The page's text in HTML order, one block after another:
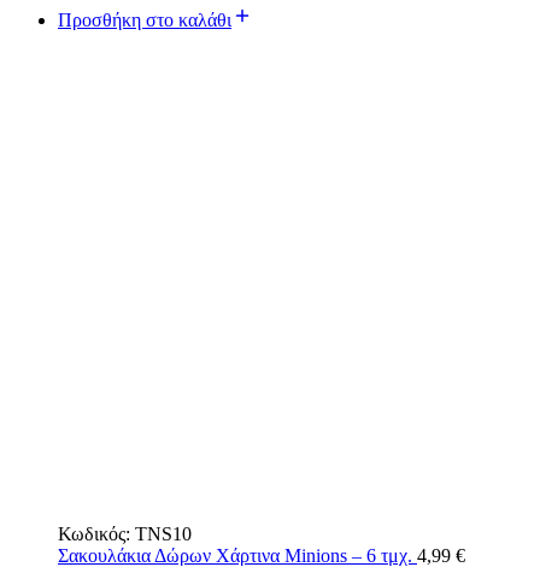
Προσθήκη στο καλάθι
Κωδικός: TNS10
Σακουλάκια Δώρων Χάρτινα Minions – 6 τμχ. 4,99 €